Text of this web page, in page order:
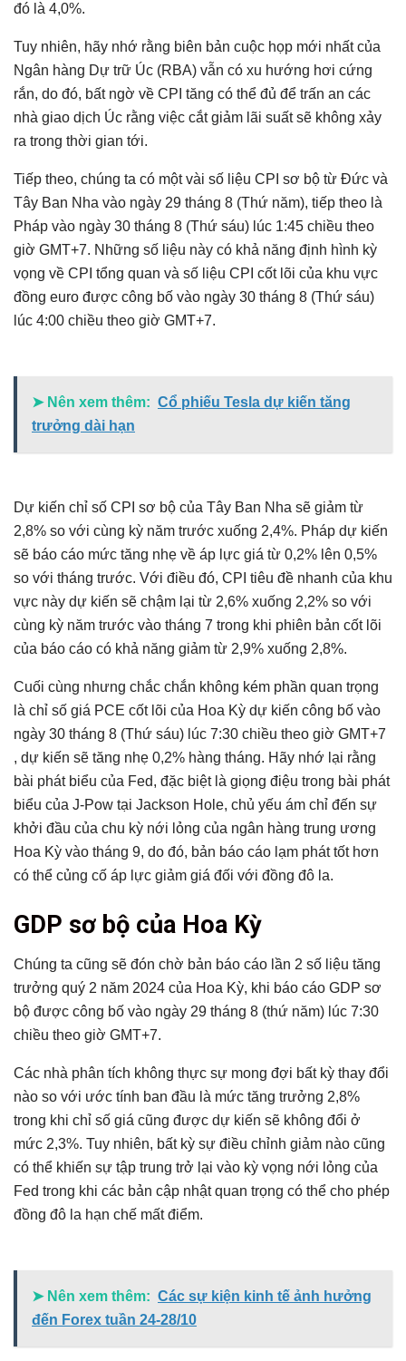
đó là 4,0%.
Tuy nhiên, hãy nhớ rằng biên bản cuộc họp mới nhất của
Ngân hàng Dự trữ Úc (RBA) vẫn có xu hướng hơi cứng
rắn, do đó, bất ngờ về CPI tăng có thể đủ để trấn an các
nhà giao dịch Úc rằng việc cắt giảm lãi suất sẽ không xảy
ra trong thời gian tới.
Tiếp theo, chúng ta có một vài số liệu CPI sơ bộ từ Đức và
Tây Ban Nha vào ngày 29 tháng 8 (Thứ năm), tiếp theo là
Pháp vào ngày 30 tháng 8 (Thứ sáu) lúc 1:45 chiều theo
giờ GMT+7. Những số liệu này có khả năng định hình kỳ
vọng về CPI tổng quan và số liệu CPI cốt lõi của khu vực
đồng euro được công bố vào ngày 30 tháng 8 (Thứ sáu)
lúc 4:00 chiều theo giờ GMT+7.
➤ Nên xem thêm: Cổ phiếu Tesla dự kiến tăng
trưởng dài hạn
Dự kiến ​​chỉ số CPI sơ bộ của Tây Ban Nha sẽ giảm từ
2,8% so với cùng kỳ năm trước xuống 2,4%. Pháp dự kiến ​​
sẽ báo cáo mức tăng nhẹ về áp lực giá từ 0,2% lên 0,5%
so với tháng trước. Với điều đó, CPI tiêu đề nhanh của khu
vực này dự kiến ​​sẽ chậm lại từ 2,6% xuống 2,2% so với
cùng kỳ năm trước vào tháng 7 trong khi phiên bản cốt lõi
của báo cáo có khả năng giảm từ 2,9% xuống 2,8%.
Cuối cùng nhưng chắc chắn không kém phần quan trọng
là chỉ số giá PCE cốt lõi của Hoa Kỳ dự kiến ​​công bố vào
ngày 30 tháng 8 (Thứ sáu) lúc 7:30 chiều theo giờ GMT+7
, dự kiến ​​sẽ tăng nhẹ 0,2% hàng tháng. Hãy nhớ lại rằng
bài phát biểu của Fed, đặc biệt là giọng điệu trong bài phát
biểu của J-Pow tại Jackson Hole, chủ yếu ám chỉ đến sự
khởi đầu của chu kỳ nới lỏng của ngân hàng trung ương
Hoa Kỳ vào tháng 9, do đó, bản báo cáo lạm phát tốt hơn
có thể củng cố áp lực giảm giá đối với đồng đô la.
GDP sơ bộ của Hoa Kỳ
Chúng ta cũng sẽ đón chờ bản báo cáo lần 2 số liệu tăng
trưởng quý 2 năm 2024 của Hoa Kỳ, khi báo cáo GDP sơ
bộ được công bố vào ngày 29 tháng 8 (thứ năm) lúc 7:30
chiều theo giờ GMT+7.
Các nhà phân tích không thực sự mong đợi bất kỳ thay đổi
nào so với ước tính ban đầu là mức tăng trưởng 2,8%
trong khi chỉ số giá cũng được dự kiến ​​sẽ không đổi ở
mức 2,3%. Tuy nhiên, bất kỳ sự điều chỉnh giảm nào cũng
có thể khiến sự tập trung trở lại vào kỳ vọng nới lỏng của
Fed trong khi các bản cập nhật quan trọng có thể cho phép
đồng đô la hạn chế mất điểm.
➤ Nên xem thêm: Các sự kiện kinh tế ảnh hưởng
đến Forex tuần 24-28/10